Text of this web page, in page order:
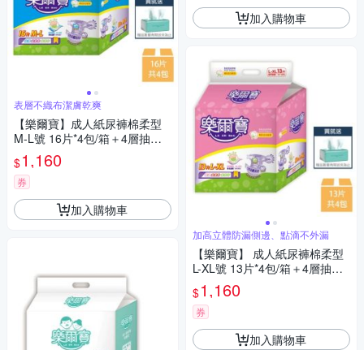
表層不織布潔膚乾爽
【樂爾寶】成人紙尿褲棉柔型
M-L號 16片*4包/箱＋4層抽取
衛生紙*2包
$1,160
券
加入購物車
加入購物車
加高立體防漏側邊、點滴不外漏
【樂爾寶】 成人紙尿褲棉柔型
L-XL號 13片*4包/箱＋4層抽取
衛生紙*2包
$1,160
券
加入購物車